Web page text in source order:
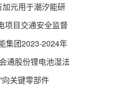
元用于潮汐能研
项目交通安全监督
集团2023-2024年
候
通股份锂电池湿法
向关键零部件